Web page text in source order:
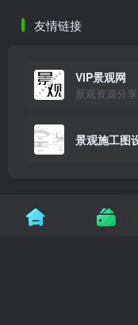
友情链接
VIP景观网
景观资源分
景观施工图